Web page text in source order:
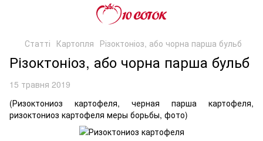
Статті Картопля Різоктоніоз, або чорна парша бульб
Різоктоніоз, або чорна парша бульб
15 травня 2019
(Ризоктониоз картофеля, черная парша картофеля,
ризоктониоз картофеля меры борьбы, фото)